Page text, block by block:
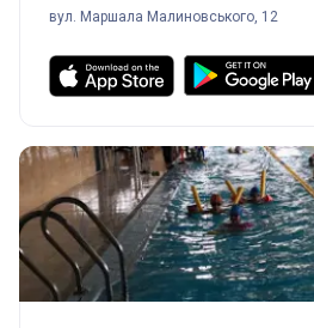
вул. Маршала Малиновського, 12